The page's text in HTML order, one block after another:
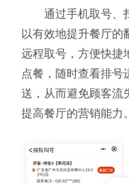
通过手机取号、
以有效地提升餐厅的
远程取号，方便快捷
点餐，随时查看排号
送，从而避免顾客流
提高餐厅的营销能力。